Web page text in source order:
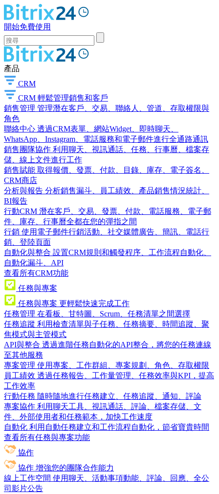
開始免費使用
產品
CRM
CRM 輕鬆管理銷售和客戶
銷售管理 管理潛在客戶、交易、聯絡人、管道、存取權限與
角色
聯絡中心 透過CRM表單、網站Widget、即時聊天、
WhatsApp、Instagram、電話服務和電子郵件進行全通路通訊
銷售團隊協作 利用聊天、視訊通話、任務、行事曆、檔案存
儲、線上文件進行工作
銷售賦能 取得報價、發票、付款、目錄、庫存、電子簽名、
CRM商店
分析與報告 分析銷售漏斗、員工績效、產品銷售情況統計、
BI報告
行動CRM 潛在客戶、交易、發票、付款、電話服務、電子郵
件、庫存、行事曆全都在您的彈指之間
行銷 使用電子郵件行銷活動、社交媒體廣告、簡訊、電話行
銷、登陸頁面
自動化與整合 設置CRM規則和觸發程序、工作流程自動化、
自動化漏斗、API
查看所有CRM功能
任務與專案
任務與專案 更輕鬆快速完成工作
任務管理 在看板、甘特圖、Scrum、任務清單之間選擇
任務追蹤 利用檢查清單與子任務、任務摘要、時間追蹤、聚
焦模式與主管模式
API與整合 透過進階任務自動化的API整合，將您的任務連線
至其他服務
專案管理 使用專案、工作群組、專案規劃、角色、存取權限
員工績效 透過任務報告、工作量管理、任務效率與KPI，提高
工作效率
行動任務 隨時隨地進行任務建立、任務追蹤、通知、評論
專案協作 利用聊天工具、視訊通話、評論、檔案存儲、文
件、外部使用者和任務範本，加快工作速度
自動化 利用自動任務建立和工作流程自動化，節省寶貴時間
查看所有任務與專案功能
協作
協作 增強您的團隊合作能力
線上工作空間 使用聊天、活動事項動能、評論、回應、全公
司影片公告